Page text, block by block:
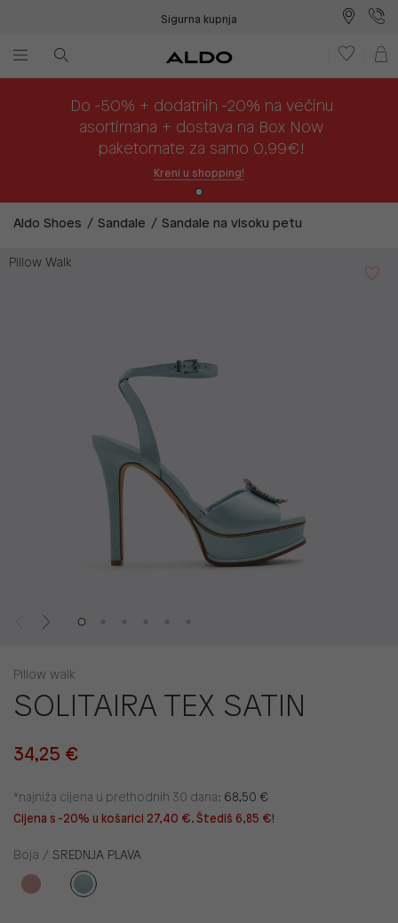
Sigurna kupnja
Do -50% + dodatnih -20% na većinu
asortimana + dostava na Box Now
paketomate za samo 0,99€!
Kreni u shopping!
Aldo Shoes Sandale Sandale na visoku petu
Pillow Walk
Pillow walk
SOLITAIRA TEX SATIN
34,25 €
*najniža cijena u prethodnih 30 dana: 68,50 €
Cijena s -20% u košarici 27,40 €. Štediš 6,85 €!
Boja / SREDNJA PLAVA